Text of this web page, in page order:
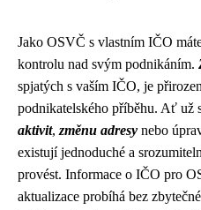
Jako OSVČ s vlastním IČO
kontrolu nad svým podnikáním.
spjatých s vaším IČO, je
podnikatelského příběhu. Ať už
aktivit, změnu adresy nebo
existují jednoduché a
provést. Informace o IČO pro
aktualizace probíhá bez